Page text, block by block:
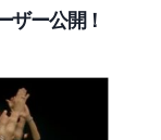
ザー公開！